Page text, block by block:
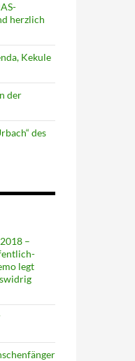
herzlich
Kekule
der
des
–
legt